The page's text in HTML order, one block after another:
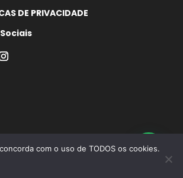
DE PRIVACIDADE
com o uso de TODOS os cookies.